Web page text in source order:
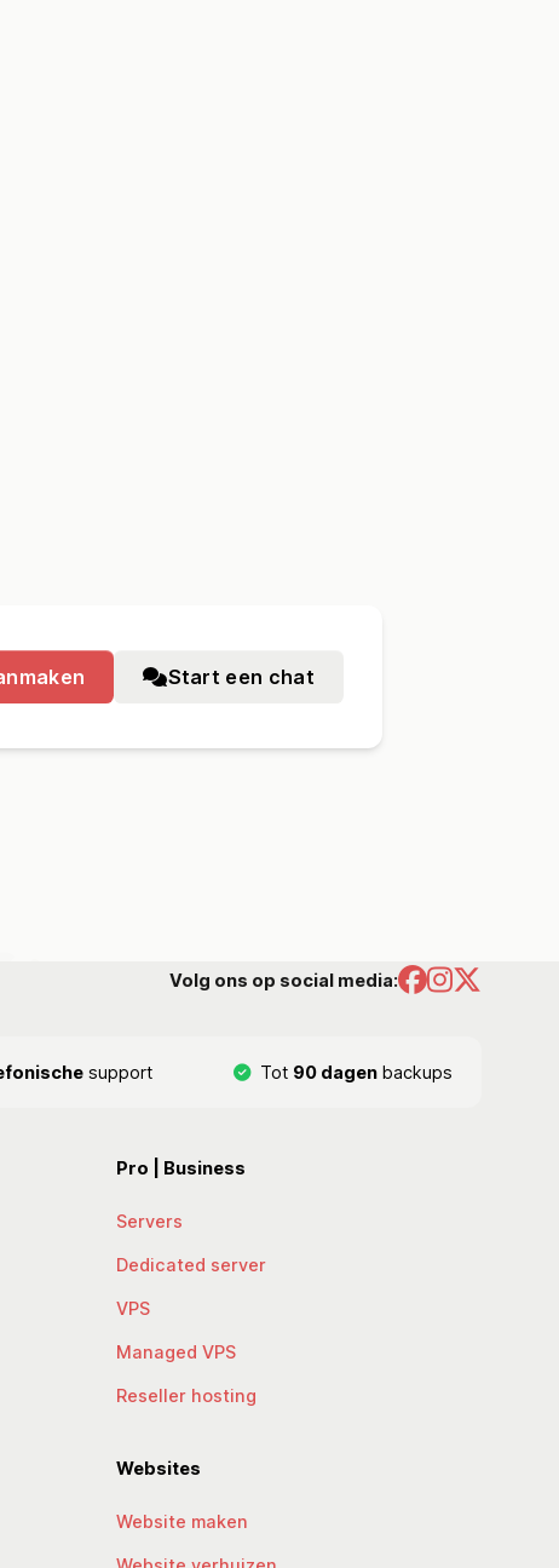
Start een chat
Volg ons op social media:
support Tot 90 dagen backups
Pro | Business
Servers
Dedicated server
VPS
Managed VPS
Reseller hosting
Websites
Website maken